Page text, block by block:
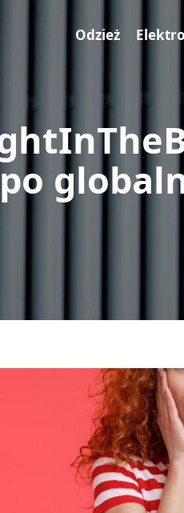
Odzież
po